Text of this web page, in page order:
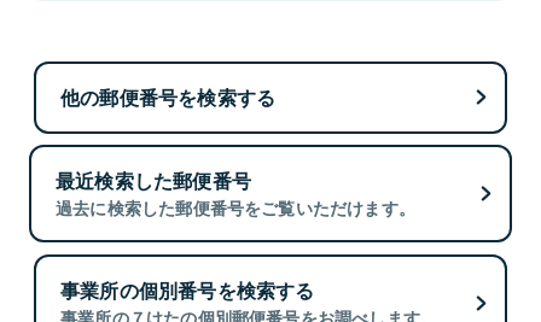
他の郵便番号を検索する
最近検索した郵便番号
過去に検索した郵便番号をご覧いただけます。
事業所の個別番号を検索する
事業所の７けたの個別郵便番号をお調べします。